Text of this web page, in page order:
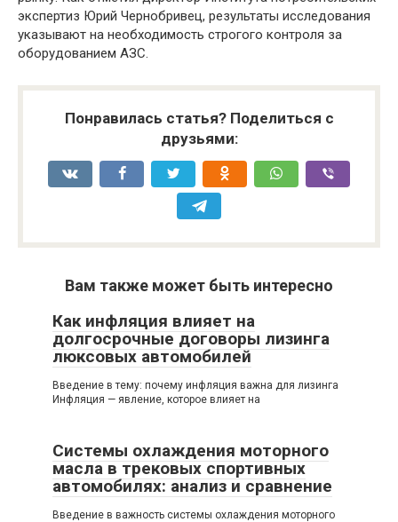
экспертиз Юрий Чернобривец, результаты исследования
указывают на необходимость строгого контроля за
оборудованием АЗС.
Понравилась статья? Поделиться с
друзьями:
Вам также может быть интересно
Как инфляция влияет на
долгосрочные договоры лизинга
люксовых автомобилей
Введение в тему: почему инфляция важна для лизинга
Инфляция — явление, которое влияет на
Системы охлаждения моторного
масла в трековых спортивных
автомобилях: анализ и сравнение
Введение в важность системы охлаждения моторного